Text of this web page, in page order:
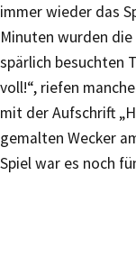
immer wieder das
Minuten wurden
spärlich besuchten
voll!“, riefen
mit der Aufschrift
gemalten Wecker
Spiel war es noch